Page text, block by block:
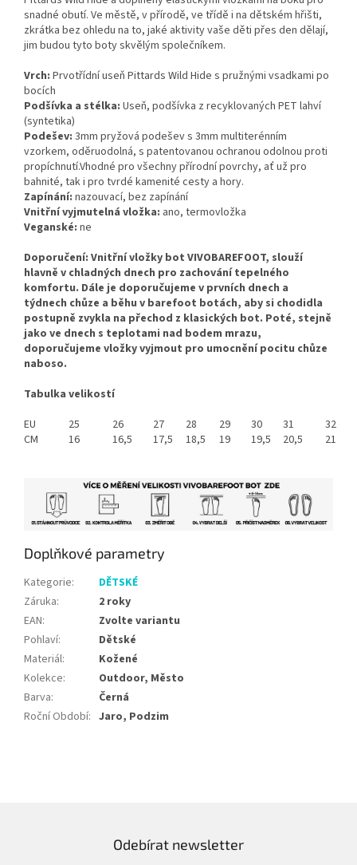
snadné obutí. Ve městě, v přírodě, ve třídě i na dětském hřišti,
zkrátka bez ohledu na to, jaké aktivity vaše děti přes den dělají,
jim budou tyto boty skvělým společníkem.
Vrch: Prvotřídní useň Pittards Wild Hide s pružnými vsadkami po
bocích
Podšívka a stélka: Useň, podšívka z recyklovaných PET lahví
(syntetika)
Podešev: 3mm pryžová podešev s 3mm multiterénním
vzorkem, oděruodolná, s patentovanou ochranou odolnou proti
propíchnutí.Vhodné pro všechny přírodní povrchy, ať už pro
bahnité, tak i pro tvrdé kamenité cesty a hory.
Zapínání: nazouvací, bez zapínání
Vnitřní vyjmutelná vložka: ano, termovložka
Veganské: ne
Doporučení: Vnitřní vložky bot VIVOBAREFOOT, slouží
hlavně v chladných dnech pro zachování tepelného
komfortu. Dále je doporučujeme v prvních dnech a
týdnech chůze a běhu v barefoot botách, aby si chodidla
postupně zvykla na přechod z klasických bot. Poté, stejně
jako ve dnech s teplotami nad bodem mrazu,
doporučujeme vložky vyjmout pro umocnění pocitu chůze
naboso.
Tabulka velikostí
EU
25 26 27 28 29 30 31
32
CM
16 16,5 17,5 18,5 19 19,5 20,5 21
Doplňkové parametry
Kategorie:
DĚTSKÉ
Záruka:
2 roky
EAN:
Zvolte variantu
Pohlaví:
Dětské
Materiál:
Kožené
Kolekce:
Outdoor, Město
Barva:
Černá
Roční Období: Jaro, Podzim
Odebírat newsletter